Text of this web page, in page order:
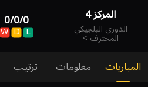
المركز4
الدوري البلجيكي
المحترف>
0/0/0
W D L
المباريات معلومات ترتيب